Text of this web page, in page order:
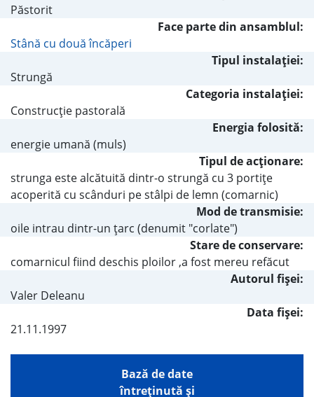
Păstorit
Face parte din ansamblul:
Stână cu două încăperi
Tipul instalaţiei:
Strungă
Categoria instalaţiei:
Construcţie pastorală
Energia folosită:
energie umană (muls)
Tipul de acţionare:
strunga este alcătuită dintr-o strungă cu 3 portiţe
acoperită cu scânduri pe stâlpi de lemn (comarnic)
Mod de transmisie:
oile intrau dintr-un ţarc (denumit "corlate")
Stare de conservare:
comarnicul fiind deschis ploilor ,a fost mereu refăcut
Autorul fişei:
Valer Deleanu
Data fișei:
21.11.1997
Bază de date
întreţinută şi